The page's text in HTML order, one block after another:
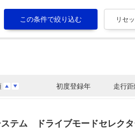
初度登録年 走行
テム ドライブモードセレク